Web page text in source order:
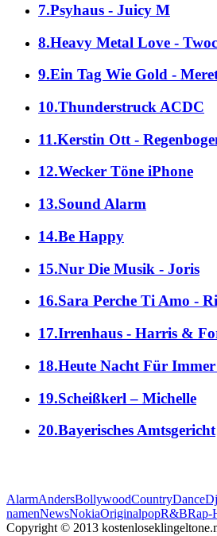
7.Psyhaus - Juicy M
8.Heavy Metal Love -
9.Ein Tag Wie Gold -
10.Thunderstruck ACDC
11.Kerstin Ott -
12.Wecker Töne iPhone
13.Sound Alarm
14.Be Happy
15.Nur Die Musik - Joris
16.Sara Perche Ti Amo -
17.Irrenhaus - Harris &
18.Heute Nacht Für
19.Scheißkerl – Michelle
20.Bayerisches Amtsgericht
AlarmAndersBollywoodCountryDance
namenNewsNokiaOriginalpopR&BRap-
Copyright © 2013